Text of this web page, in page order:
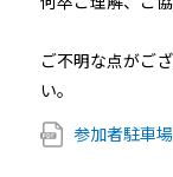
ご不明な点がご
い。
参加者駐車